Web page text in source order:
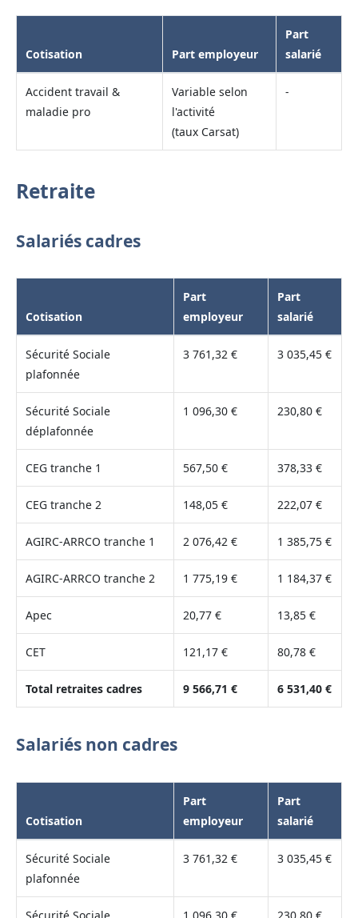
Cotisation Part employeur
Part
salarié
Accident travail &
maladie pro
Variable selon
l'activité
(taux Carsat)
-
Retraite
Salariés cadres
Cotisation
Part
employeur
Part
salarié
Sécurité Sociale
plafonnée
3 761,32 € 3 035,45 €
Sécurité Sociale
déplafonnée
1 096,30 € 230,80 €
CEG tranche 1 567,50 € 378,33 €
CEG tranche 2 148,05 € 222,07 €
AGIRC-ARRCO tranche 1 2 076,42 € 1 385,75 €
AGIRC-ARRCO tranche 2 1 775,19 € 1 184,37 €
Apec 20,77 € 13,85 €
CET 121,17 € 80,78 €
Total retraites cadres 9 566,71 € 6 531,40 €
Salariés non cadres
Cotisation
Part
employeur
Part
salarié
Sécurité Sociale
plafonnée
3 761,32 € 3 035,45 €